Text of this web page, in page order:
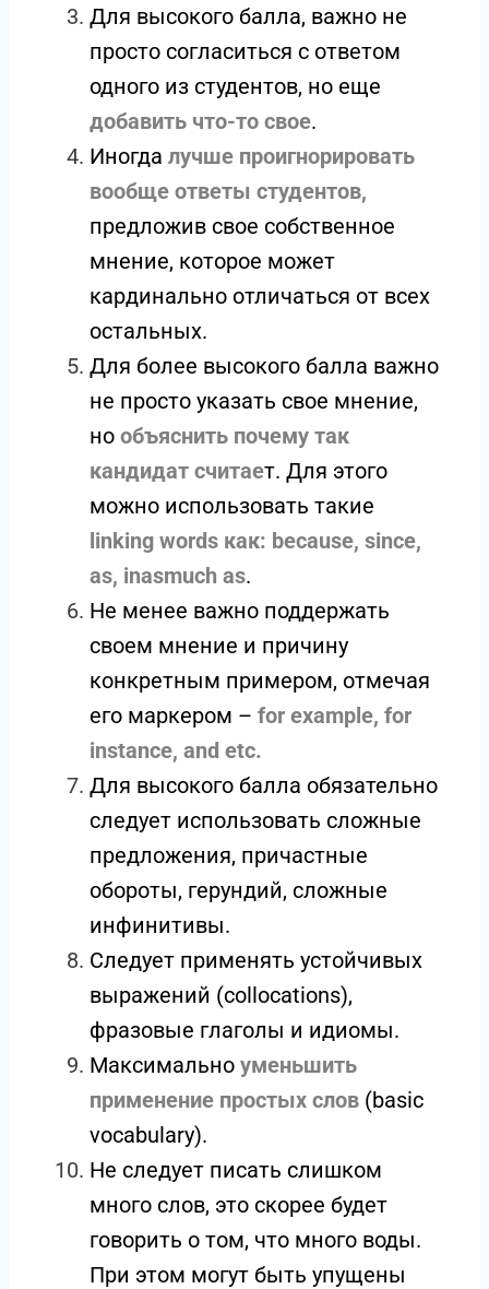
Для высокого балла, важно не
просто согласиться с ответом
одного из студентов, но еще
добавить что-то свое.
Иногда лучше проигнорировать
вообще ответы студентов,
предложив свое собственное
мнение, которое может
кардинально отличаться от всех
остальных.
Для более высокого балла важно
не просто указать свое мнение,
но объяснить почему так
кандидат считает. Для этого
можно использовать такие
linking words как: because, since,
as, inasmuch as.
Не менее важно поддержать
своем мнение и причину
конкретным примером, отмечая
его маркером – for example, for
instance, and etc.
Для высокого балла обязательно
следует использовать сложные
предложения, причастные
обороты, герундий, сложные
инфинитивы.
Следует применять устойчивых
выражений (collocations),
фразовые глаголы и идиомы.
Максимально уменьшить
применение простых слов (basic
vocabulary).
Не следует писать слишком
много слов, это скорее будет
говорить о том, что много воды.
При этом могут быть упущены